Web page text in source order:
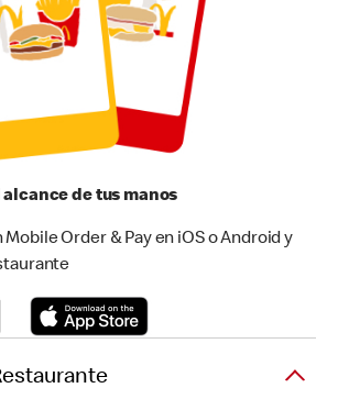
de tus manos
Order & Pay en iOS o Android y